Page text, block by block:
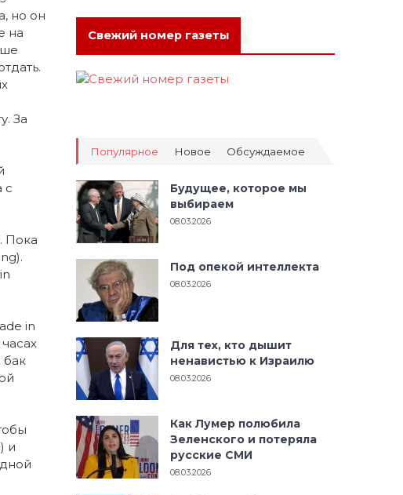
но он
на
За
с
Пока
in
бак
и
Свежий номер газеты
Популярное Новое Обсуждаемое
Будущее, которое мы
выбираем
08.03.2026
Под опекой интеллекта
08.03.2026
Для тех, кто дышит
ненавистью к Израилю
08.03.2026
Как Лумер полюбила
Зеленского и потеряла
русские СМИ
08.03.2026